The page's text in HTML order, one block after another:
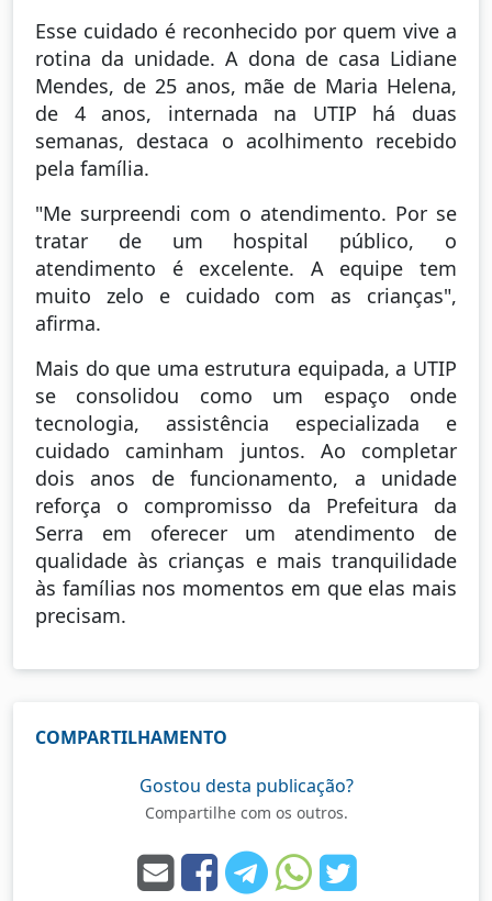
Esse cuidado é reconhecido por quem vive a
rotina da unidade. A dona de casa Lidiane
Mendes, de 25 anos, mãe de Maria Helena,
de 4 anos, internada na UTIP há duas
semanas, destaca o acolhimento recebido
pela família.
"Me surpreendi com o atendimento. Por se
tratar de um hospital público, o
atendimento é excelente. A equipe tem
muito zelo e cuidado com as crianças",
afirma.
Mais do que uma estrutura equipada, a UTIP
se consolidou como um espaço onde
tecnologia, assistência especializada e
cuidado caminham juntos. Ao completar
dois anos de funcionamento, a unidade
reforça o compromisso da Prefeitura da
Serra em oferecer um atendimento de
qualidade às crianças e mais tranquilidade
às famílias nos momentos em que elas mais
precisam.
COMPARTILHAMENTO
Gostou desta publicação?
Compartilhe com os outros.